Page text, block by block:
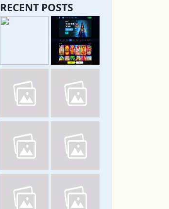
RECENT POSTS